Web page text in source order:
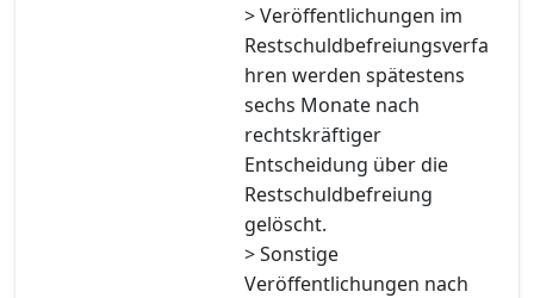
> Veröffentlichungen im
Restschuldbefreiungsverfa
hren werden spätestens
sechs Monate nach
rechtskräftiger
Entscheidung über die
Restschuldbefreiung
gelöscht.
> Sonstige
Veröffentlichungen nach